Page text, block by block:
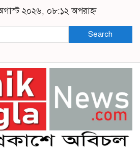
২০২৬, ০৮:১২ অপরাহ্ন
Search